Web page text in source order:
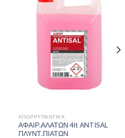
ΑΠΟΡΡΥΠΑΝΤΙΚΆ
ΑΦΑΙΡ.ΑΛΑΤΩΝ 4lt ANTISAL
ΠΛΥΝΤ.ΠΙΑΤΩΝ